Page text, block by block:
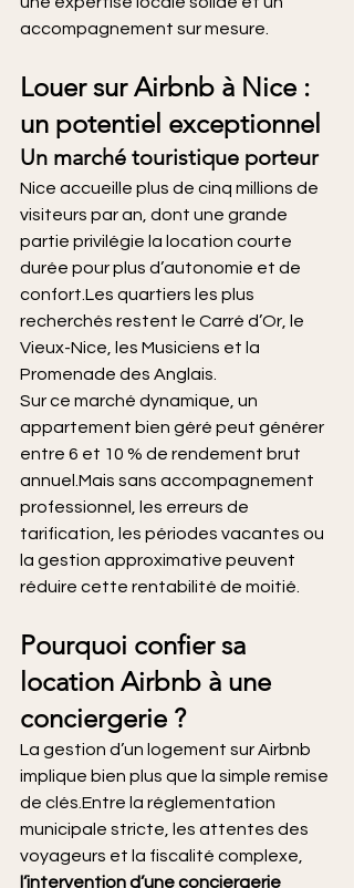
accompagnement sur mesure.
Louer sur Airbnb à Nice :
un potentiel exceptionnel
Un marché touristique porteur
Nice accueille plus de cinq millions de
visiteurs par an, dont une grande
partie privilégie la location courte
durée pour plus d’autonomie et de
confort.Les quartiers les plus
recherchés restent le Carré d’Or, le
Vieux-Nice, les Musiciens et la
Promenade des Anglais.
Sur ce marché dynamique, un
appartement bien géré peut générer
entre 6 et 10 % de rendement brut
annuel.Mais sans accompagnement
professionnel, les erreurs de
tarification, les périodes vacantes ou
la gestion approximative peuvent
réduire cette rentabilité de moitié.
Pourquoi confier sa
location Airbnb à une
conciergerie ?
La gestion d’un logement sur Airbnb
implique bien plus que la simple remise
de clés.Entre la réglementation
municipale stricte, les attentes des
voyageurs et la fiscalité complexe,
l’intervention d’une conciergerie